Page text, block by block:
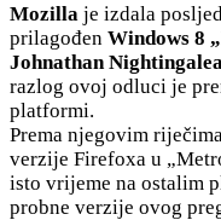
Mozilla je izdala
prilagođen Windows 8
Johnathan
razlog ovoj odluci je
platformi.
Prema njegovim
verzije Firefoxa u
isto vrijeme na ostalim
probne verzije ovog